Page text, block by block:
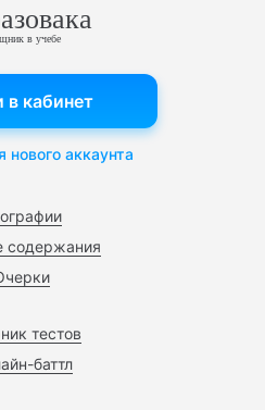
в учебе
содержания
тестов
баттл
в кабинет
нового аккаунта